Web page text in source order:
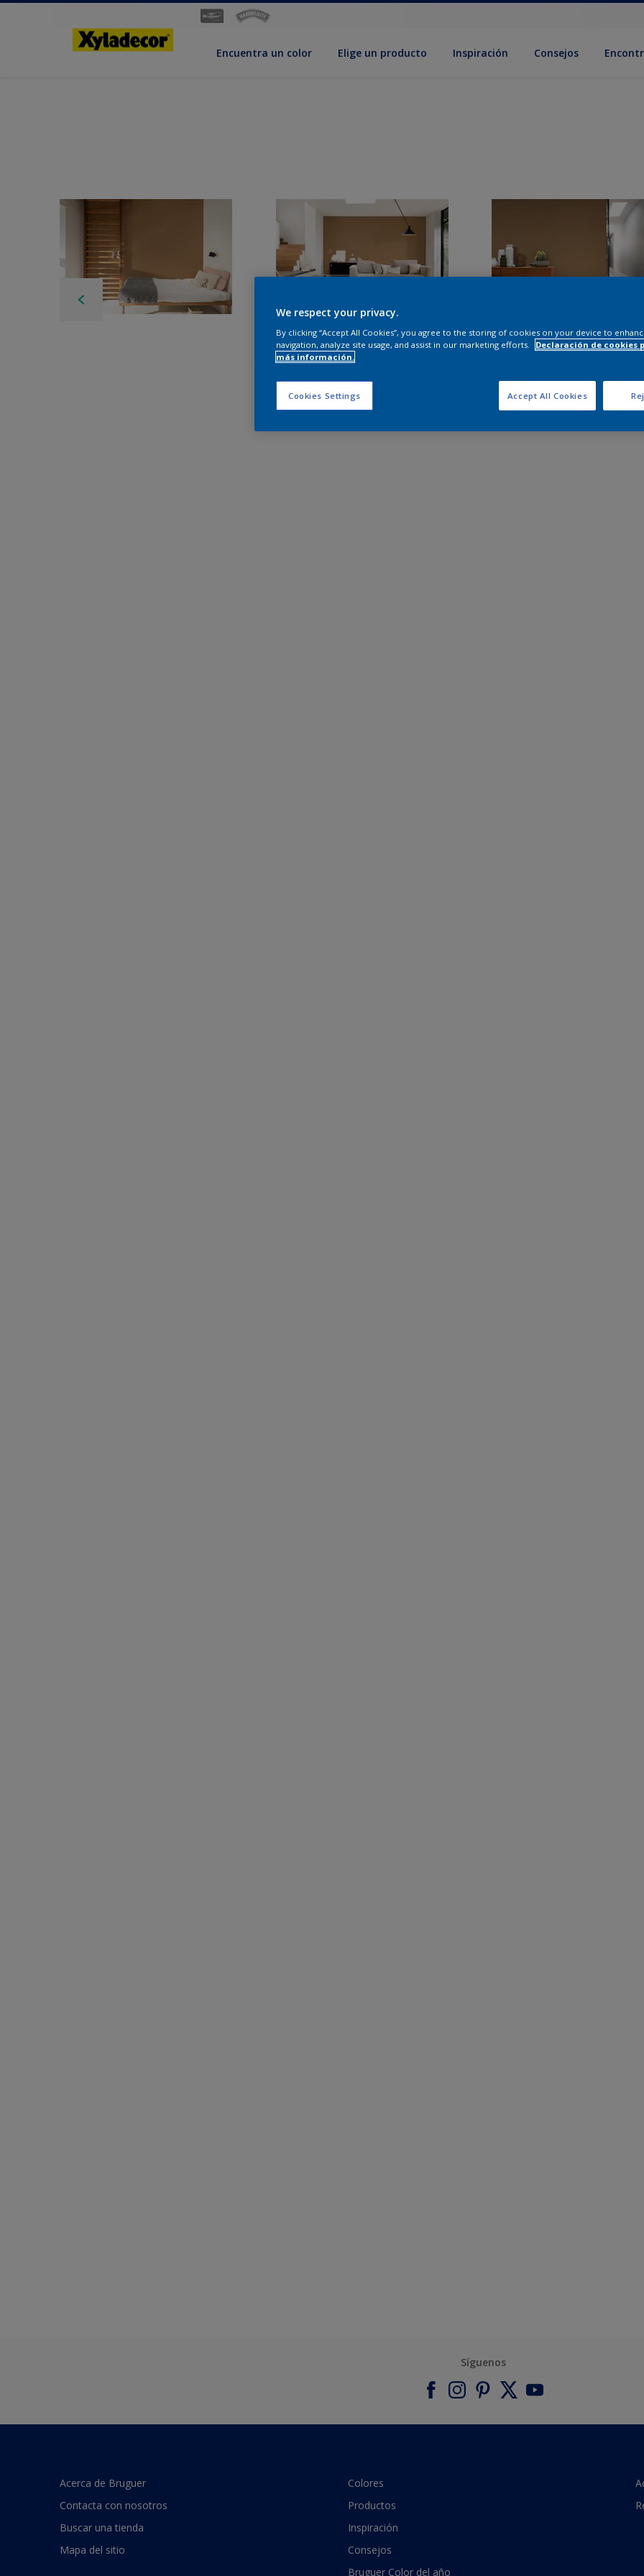
Encuentra un color Elige un producto Inspiración Consejos
Síguenos
Acerca de Bruguer
Contacta con nosotros
Buscar una tienda
Mapa del sitio
Colores
Productos
Inspiración
Consejos
Bruguer Color del año
We respect your privacy.
By clicking “Accept All Cookies”, you agree to the storing of cookies on your device to
navigation, analyze site usage, and assist in our marketing efforts.
Declaración de cookies
más información.
Cookies Settings Accept All Cookies